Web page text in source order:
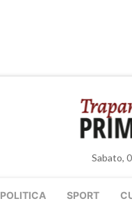
Sabato,
POLITICA SPORT